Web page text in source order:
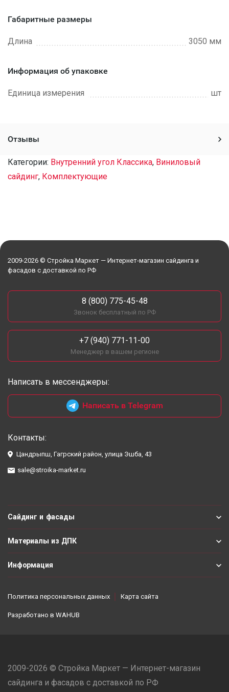
Габаритные размеры
Длина 3050 мм
Информация об упаковке
Единица измерения шт
Отзывы
Категории: Внутренний угол Классика, Виниловый
сайдинг, Комплектующие
2009-2026 © Стройка Маркет — Интернет-магазин сайдинга и
фасадов с доставкой по РФ
8 (800) 775-45-48
Звонок бесплатный по РФ
+7 (940) 771-11-00
Менеджер в вашем регионе
Написать в мессенджеры:
Написать в Telegram
Контакты:
Цандрыпш, Гагрский район, улица Эшба, 43
sale@stroika-market.ru
Сайдинг и фасады
Материалы из ДПК
Информация
Политика персональных данных Карта сайта
Разработано в WAHUB
2009-2026 © Стройка Маркет — Интернет-магазин
сайдинга и фасадов с доставкой по РФ